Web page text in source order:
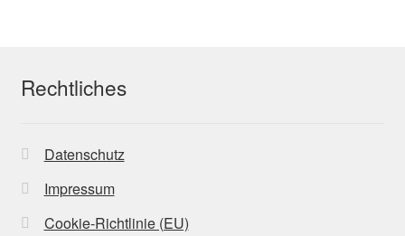
Rechtliches
Datenschutz
Impressum
Cookie-Richtlinie (EU)